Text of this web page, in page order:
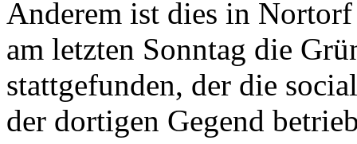
Anderem ist dies in
am letzten Sonntag die
stattgefunden, der die
der dortigen Gegend